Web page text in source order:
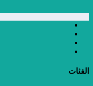
الفئات